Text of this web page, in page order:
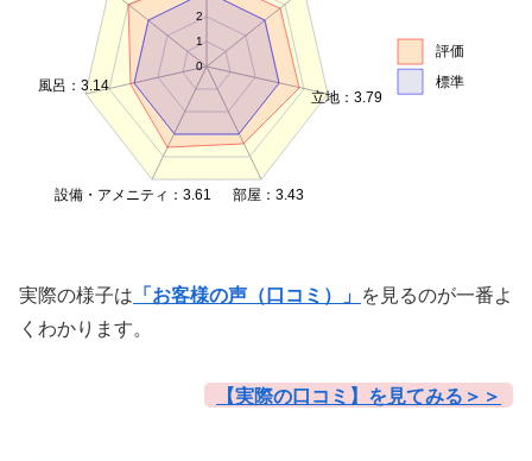
0
1
2
立地：3.79
部屋：3.43
設備・アメニティ：3.61
風呂：3.14
評価
標準
実際の様子は 「お客様の声（口コミ）」 を見るのが一番よ
くわかります。
【実際の口コミ】を見てみる＞＞